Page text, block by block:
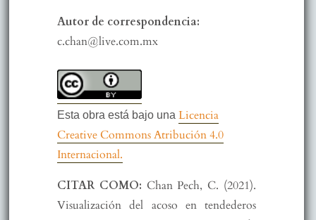
Autor de correspondencia:
c.chan@live.com.mx
Esta obra está bajo una Licencia
Creative Commons Atribución 4.0
Internacional.
CITAR COMO: Chan Pech, C. (2021).
Visualización del acoso en tendederos